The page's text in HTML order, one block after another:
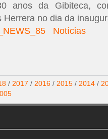
anos da Gibiteca,
Herrera no dia da
Notícias
/ 2017 / 2016 / 2015 / 2014 /